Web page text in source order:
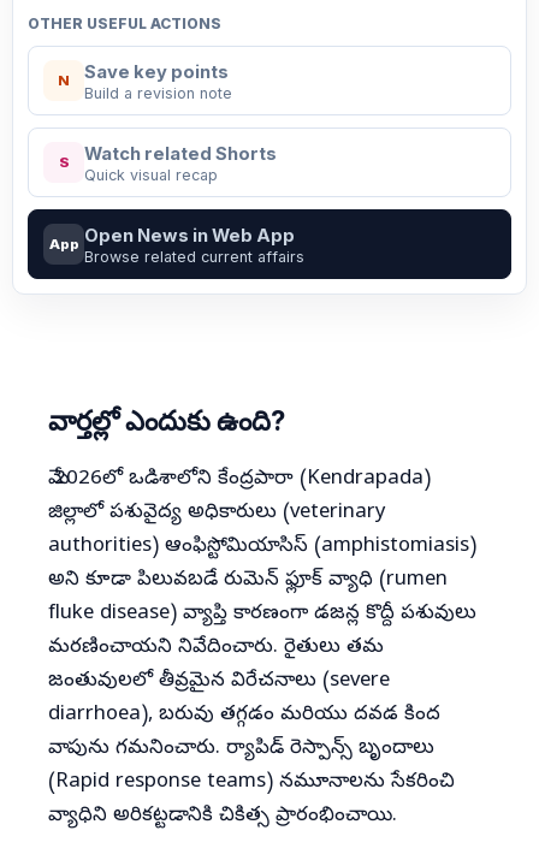
OTHER USEFUL ACTIONS
N Save key points
Build a revision note
S Watch related Shorts
Quick visual recap
App Open News in Web App
Browse related current affairs
వార్తల్లో ఎందుకు ఉంది?
మే 2026లో ఒడిశాలోని కేంద్రపారా (Kendrapada)
జిల్లాలో పశువైద్య అధికారులు (veterinary
authorities) ఆంఫిస్టోమియాసిస్ (amphistomiasis)
అని కూడా పిలువబడే రుమెన్ ఫ్లూక్ వ్యాధి (rumen
fluke disease) వ్యాప్తి కారణంగా డజన్ల కొద్దీ పశువులు
మరణించాయని నివేదించారు. రైతులు తమ
జంతువులలో తీవ్రమైన విరేచనాలు (severe
diarrhoea), బరువు తగ్గడం మరియు దవడ కింద
వాపును గమనించారు. ర్యాపిడ్ రెస్పాన్స్ బృందాలు
(Rapid response teams) నమూనాలను సేకరించి
వ్యాధిని అరికట్టడానికి చికిత్స ప్రారంభించాయి.